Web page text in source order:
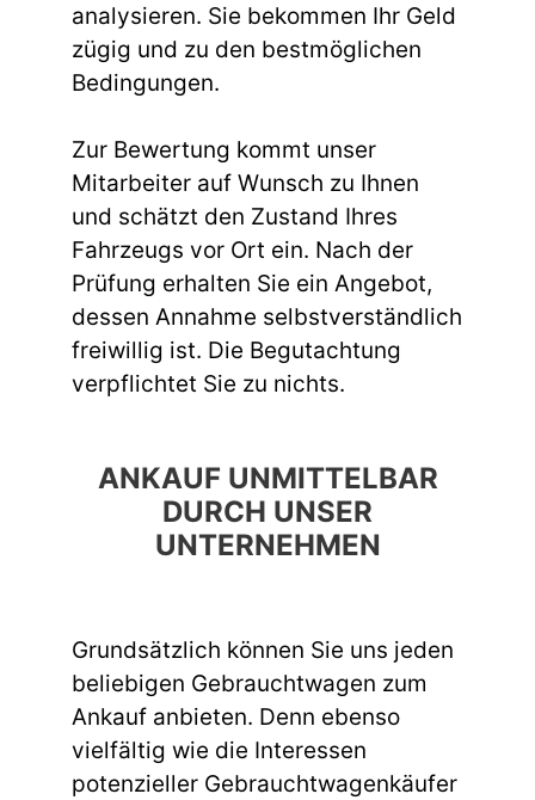
analysieren. Sie bekommen Ihr Geld
zügig und zu den bestmöglichen
Bedingungen.
Zur Bewertung kommt unser
Mitarbeiter auf Wunsch zu Ihnen
und schätzt den Zustand Ihres
Fahrzeugs vor Ort ein. Nach der
Prüfung erhalten Sie ein Angebot,
dessen Annahme selbstverständlich
freiwillig ist. Die Begutachtung
verpflichtet Sie zu nichts.
ANKAUF UNMITTELBAR
DURCH UNSER
UNTERNEHMEN
Grundsätzlich können Sie uns jeden
beliebigen Gebrauchtwagen zum
Ankauf anbieten. Denn ebenso
vielfältig wie die Interessen
potenzieller Gebrauchtwagenkäufer